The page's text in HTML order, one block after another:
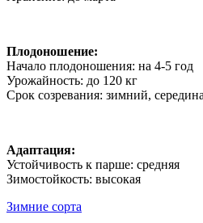
Плодоношение:
Начало плодоношения: на 4-5 год
Урожайность: до 120 кг
Срок созревания: зимний,
Адаптация:
Устойчивость к парше: средняя
Зимостойкость: высокая
Зимние сорта